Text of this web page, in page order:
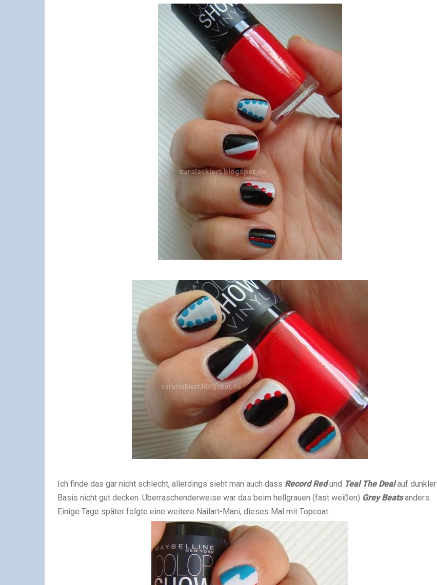
Ich finde das gar nicht schlecht, allerdings sieht man auch dass Record Redund Teal The Dealauf dunkler
Basis nicht gut decken. Überraschenderweise war das beim hellgrauen (fast weißen) Grey Beatsanders.
Einige Tage später folgte eine weitere Nailart-Mani, dieses Mal mit Topcoat: